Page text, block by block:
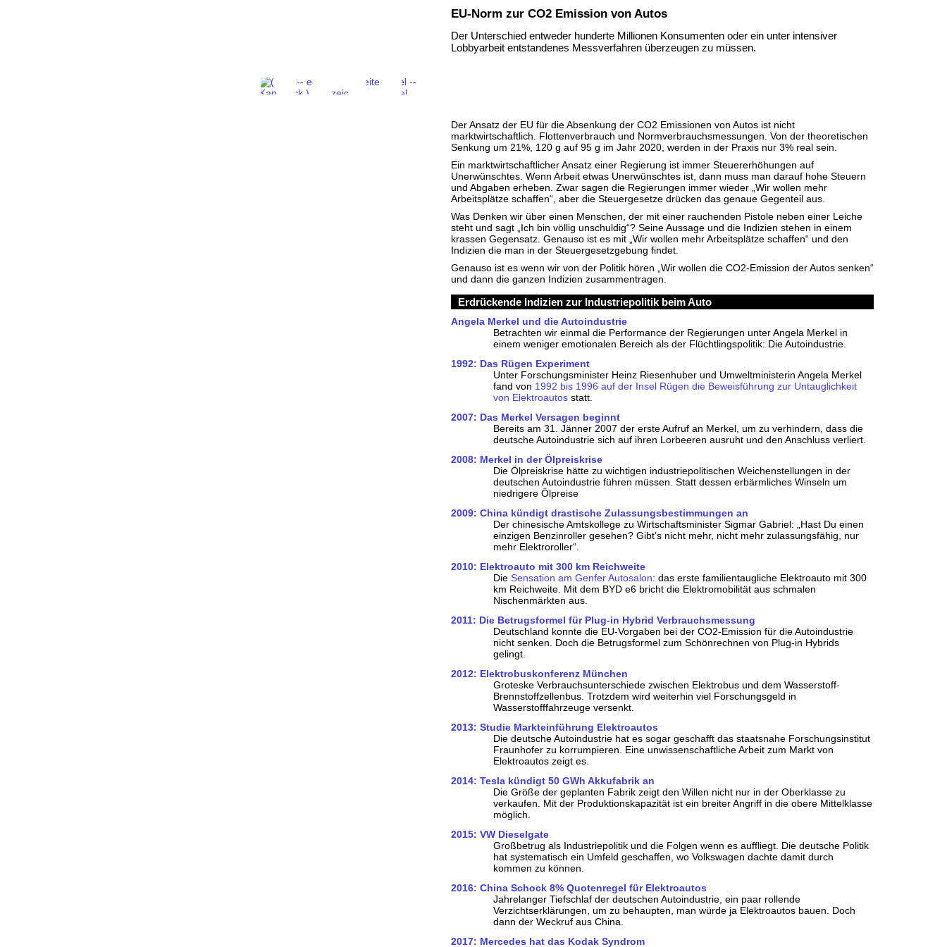
EU-Norm zur CO2 Emission von Autos
Der Unterschied entweder hunderte Millionen Konsumenten oder ein unter intensiver
Lobbyarbeit entstandenes Messverfahren überzeugen zu müssen.
Der Ansatz der EU für die Absenkung der CO2 Emissionen von Autos ist nicht
marktwirtschaftlich. Flottenverbrauch und Normverbrauchsmessungen. Von der theoretischen
Senkung um 21%, 120 g auf 95 g im Jahr 2020, werden in der Praxis nur 3% real sein.
Ein marktwirtschaftlicher Ansatz einer Regierung ist immer Steuererhöhungen auf
Unerwünschtes. Wenn Arbeit etwas Unerwünschtes ist, dann muss man darauf hohe Steuern
und Abgaben erheben. Zwar sagen die Regierungen immer wieder „Wir wollen mehr
Arbeitsplätze schaffen“, aber die Steuergesetze drücken das genaue Gegenteil aus.
Was Denken wir über einen Menschen, der mit einer rauchenden Pistole neben einer Leiche
steht und sagt „Ich bin völlig unschuldig“? Seine Aussage und die Indizien stehen in einem
krassen Gegensatz. Genauso ist es mit „Wir wollen mehr Arbeitsplätze schaffen“ und den
Indizien die man in der Steuergesetzgebung findet.
Genauso ist es wenn wir von der Politik hören „Wir wollen die CO2-Emission der Autos senken“
und dann die ganzen Indizien zusammentragen.
Erdrückende Indizien zur Industriepolitik beim Auto
Angela Merkel und die Autoindustrie
Betrachten wir einmal die Performance der Regierungen unter Angela Merkel in
einem weniger emotionalen Bereich als der Flüchtlingspolitik: Die Autoindustrie.
1992: Das Rügen Experiment
Unter Forschungsminister Heinz Riesenhuber und Umweltministerin Angela Merkel
fand von 1992 bis 1996 auf der Insel Rügen die Beweisführung zur Untauglichkeit
von Elektroautos statt.
2007: Das Merkel Versagen beginnt
Bereits am 31. Jänner 2007 der erste Aufruf an Merkel, um zu verhindern, dass die
deutsche Autoindustrie sich auf ihren Lorbeeren ausruht und den Anschluss verliert.
2008: Merkel in der Ölpreiskrise
Die Ölpreiskrise hätte zu wichtigen industriepolitischen Weichenstellungen in der
deutschen Autoindustrie führen müssen. Statt dessen erbärmliches Winseln um
niedrigere Ölpreise
2009: China kündigt drastische Zulassungsbestimmungen an
Der chinesische Amtskollege zu Wirtschaftsminister Sigmar Gabriel: „Hast Du einen
einzigen Benzinroller gesehen? Gibt’s nicht mehr, nicht mehr zulassungsfähig, nur
mehr Elektroroller“.
2010: Elektroauto mit 300 km Reichweite
Die Sensation am Genfer Autosalon: das erste familientaugliche Elektroauto mit 300
km Reichweite. Mit dem BYD e6 bricht die Elektromobilität aus schmalen
Nischenmärkten aus.
2011: Die Betrugsformel für Plug-in Hybrid Verbrauchsmessung
Deutschland konnte die EU-Vorgaben bei der CO2-Emission für die Autoindustrie
nicht senken. Doch die Betrugsformel zum Schönrechnen von Plug-in Hybrids
gelingt.
2012: Elektrobuskonferenz München
Groteske Verbrauchsunterschiede zwischen Elektrobus und dem Wasserstoff-
Brennstoffzellenbus. Trotzdem wird weiterhin viel Forschungsgeld in
Wasserstofffahrzeuge versenkt.
2013: Studie Markteinführung Elektroautos
Die deutsche Autoindustrie hat es sogar geschafft das staatsnahe Forschungsinstitut
Fraunhofer zu korrumpieren. Eine unwissenschaftliche Arbeit zum Markt von
Elektroautos zeigt es.
2014: Tesla kündigt 50 GWh Akkufabrik an
Die Größe der geplanten Fabrik zeigt den Willen nicht nur in der Oberklasse zu
verkaufen. Mit der Produktionskapazität ist ein breiter Angriff in die obere Mittelklasse
möglich.
2015: VW Dieselgate
Großbetrug als Industriepolitik und die Folgen wenn es auffliegt. Die deutsche Politik
hat systematisch ein Umfeld geschaffen, wo Volkswagen dachte damit durch
kommen zu können.
2016: China Schock 8% Quotenregel für Elektroautos
Jahrelanger Tiefschlaf der deutschen Autoindustrie, ein paar rollende
Verzichtserklärungen, um zu behaupten, man würde ja Elektroautos bauen. Doch
dann der Weckruf aus China.
2017: Mercedes hat das Kodak Syndrom